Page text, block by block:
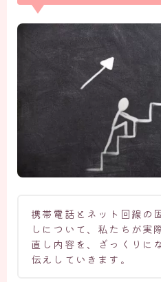
携帯電話とネット回線の
しについて、私たちが実
直し内容を、ざっくりに
伝えしていきます。